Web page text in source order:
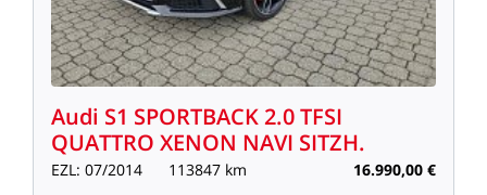
Audi S1 SPORTBACK2.0TFSI
QUATTRO XENON NAVI SITZH.
EZL: 07/2014 113847 km 16.990,00 €